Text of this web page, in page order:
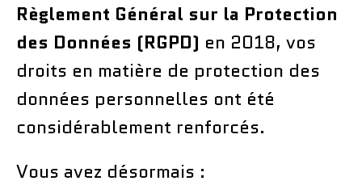
Règlement Général sur la Protection
des Données (RGPD) en 2018, vos
droits en matière de protection des
données personnelles ont été
considérablement renforcés.
Vous avez désormais :